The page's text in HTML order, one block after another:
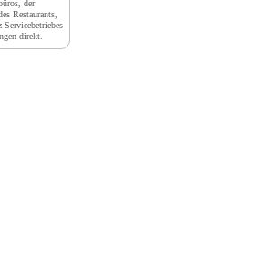
der
Restaurants,
Servicebetriebes
direkt.